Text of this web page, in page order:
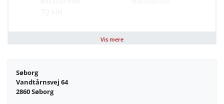
3
Vis mere
Søborg
Vandtårnsvej 64
2860 Søborg